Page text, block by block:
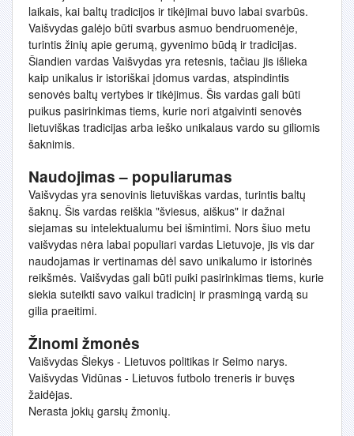
laikais, kai baltų tradicijos ir tikėjimai buvo labai svarbūs.
Vaišvydas galėjo būti svarbus asmuo bendruomenėje,
turintis žinių apie gerumą, gyvenimo būdą ir tradicijas.
Šiandien vardas Vaišvydas yra retesnis, tačiau jis išlieka
kaip unikalus ir istoriškai įdomus vardas, atspindintis
senovės baltų vertybes ir tikėjimus. Šis vardas gali būti
puikus pasirinkimas tiems, kurie nori atgaivinti senovės
lietuviškas tradicijas arba ieško unikalaus vardo su giliomis
šaknimis.
Naudojimas – populiarumas
Vaišvydas yra senovinis lietuviškas vardas, turintis baltų
šaknų. Šis vardas reiškia "šviesus, aiškus" ir dažnai
siejamas su intelektualumu bei išmintimi. Nors šiuo metu
vaišvydas nėra labai populiari vardas Lietuvoje, jis vis dar
naudojamas ir vertinamas dėl savo unikalumo ir istorinės
reikšmės. Vaišvydas gali būti puiki pasirinkimas tiems, kurie
siekia suteikti savo vaikui tradicinį ir prasmingą vardą su
gilia praeitimi.
Žinomi žmonės
Vaišvydas Šlekys - Lietuvos politikas ir Seimo narys.
Vaišvydas Vidūnas - Lietuvos futbolo treneris ir buvęs
žaidėjas.
Nerasta jokių garsių žmonių.